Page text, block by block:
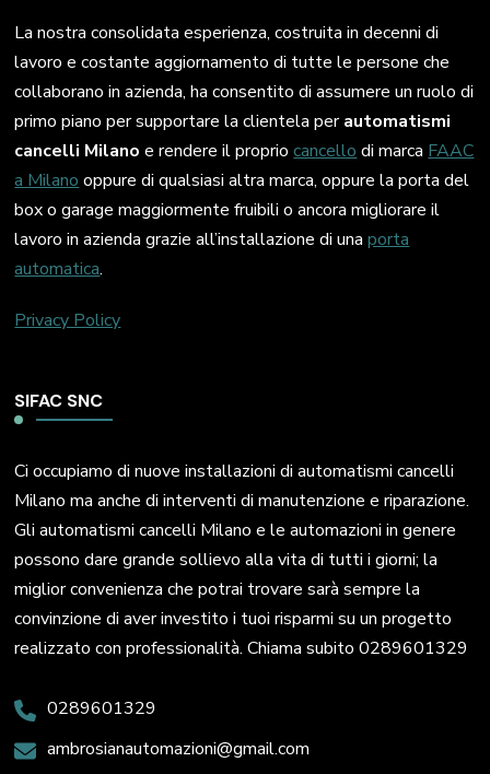
La nostra consolidata esperienza, costruita in decenni di
lavoro e costante aggiornamento di tutte le persone che
collaborano in azienda, ha consentito di assumere un ruolo di
primo piano per supportare la clientela perautomatismi
cancelli Milano e rendere il propriocancello di marca FAAC
a Milano oppure di qualsiasi altra marca, oppure la porta del
box o garage maggiormente fruibili o ancora migliorare il
lavoro in azienda grazie all’installazione di unaporta
automatica.
Privacy Policy
SIFAC SNC
Ci occupiamo di nuove installazioni di automatismi cancelli
Milano ma anche di interventi di manutenzione e riparazione.
Gli automatismi cancelli Milano e le automazioni in genere
possono dare grande sollievo alla vita di tutti i giorni; la
miglior convenienza che potrai trovare sarà sempre la
convinzione di aver investito i tuoi risparmi su un progetto
realizzato con professionalità. Chiama subito 0289601329
0289601329
ambrosianautomazioni@gmail.com